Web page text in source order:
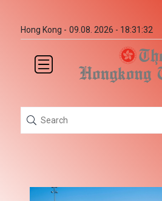
Hong Kong - 09.08. 2026 - 18:31:32